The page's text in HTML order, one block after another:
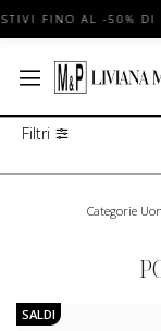
FINO AL -50%
Filtri
Categorie
SALDI